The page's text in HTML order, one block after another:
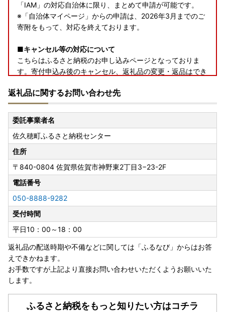
「IAM」の対応自治体に限り、まとめて申請が可能です。
※「自治体マイページ」からの申請は、2026年3月までのご
寄附をもって、対応を終えております。
■キャンセル等の対応について
こちらはふるさと納税のお申し込みページとなっておりま
す。寄付申込み後のキャンセル、返礼品の変更・返品はでき
■クール便について
誠に申し訳ございませんが、「クール便」の品物については
離島への配送が承れません。
お申込み前にお選びいただく品物の温度帯のご確認をお願い
いたします。
■ふるさと納税の返礼品は一時所得に該当します
ふるさと納税寄付につきましては、経済的利益の無償の供与
として行われており、返礼品の送付がある場合でも、ご寄付
をいただいた対価ではなく別途の行為となるため、ふるさと
納税の返礼品は一時所得に該当します。
返礼品に関するお問い合わせ先
委託事業者名
佐久穂町ふるさと納税センター
住所
〒840-0804 佐賀県佐賀市神野東2丁目3−23-2F
電話番号
050-8888-9282
受付時間
平日10：00～18：00
返礼品の配送時期や不備などに関しては「ふるなび」からはお答
えできかねます。
お手数ですが上記より直接お問い合わせいただくようお願いいた
します。
ふるさと納税をもっと知りたい方はコチラ